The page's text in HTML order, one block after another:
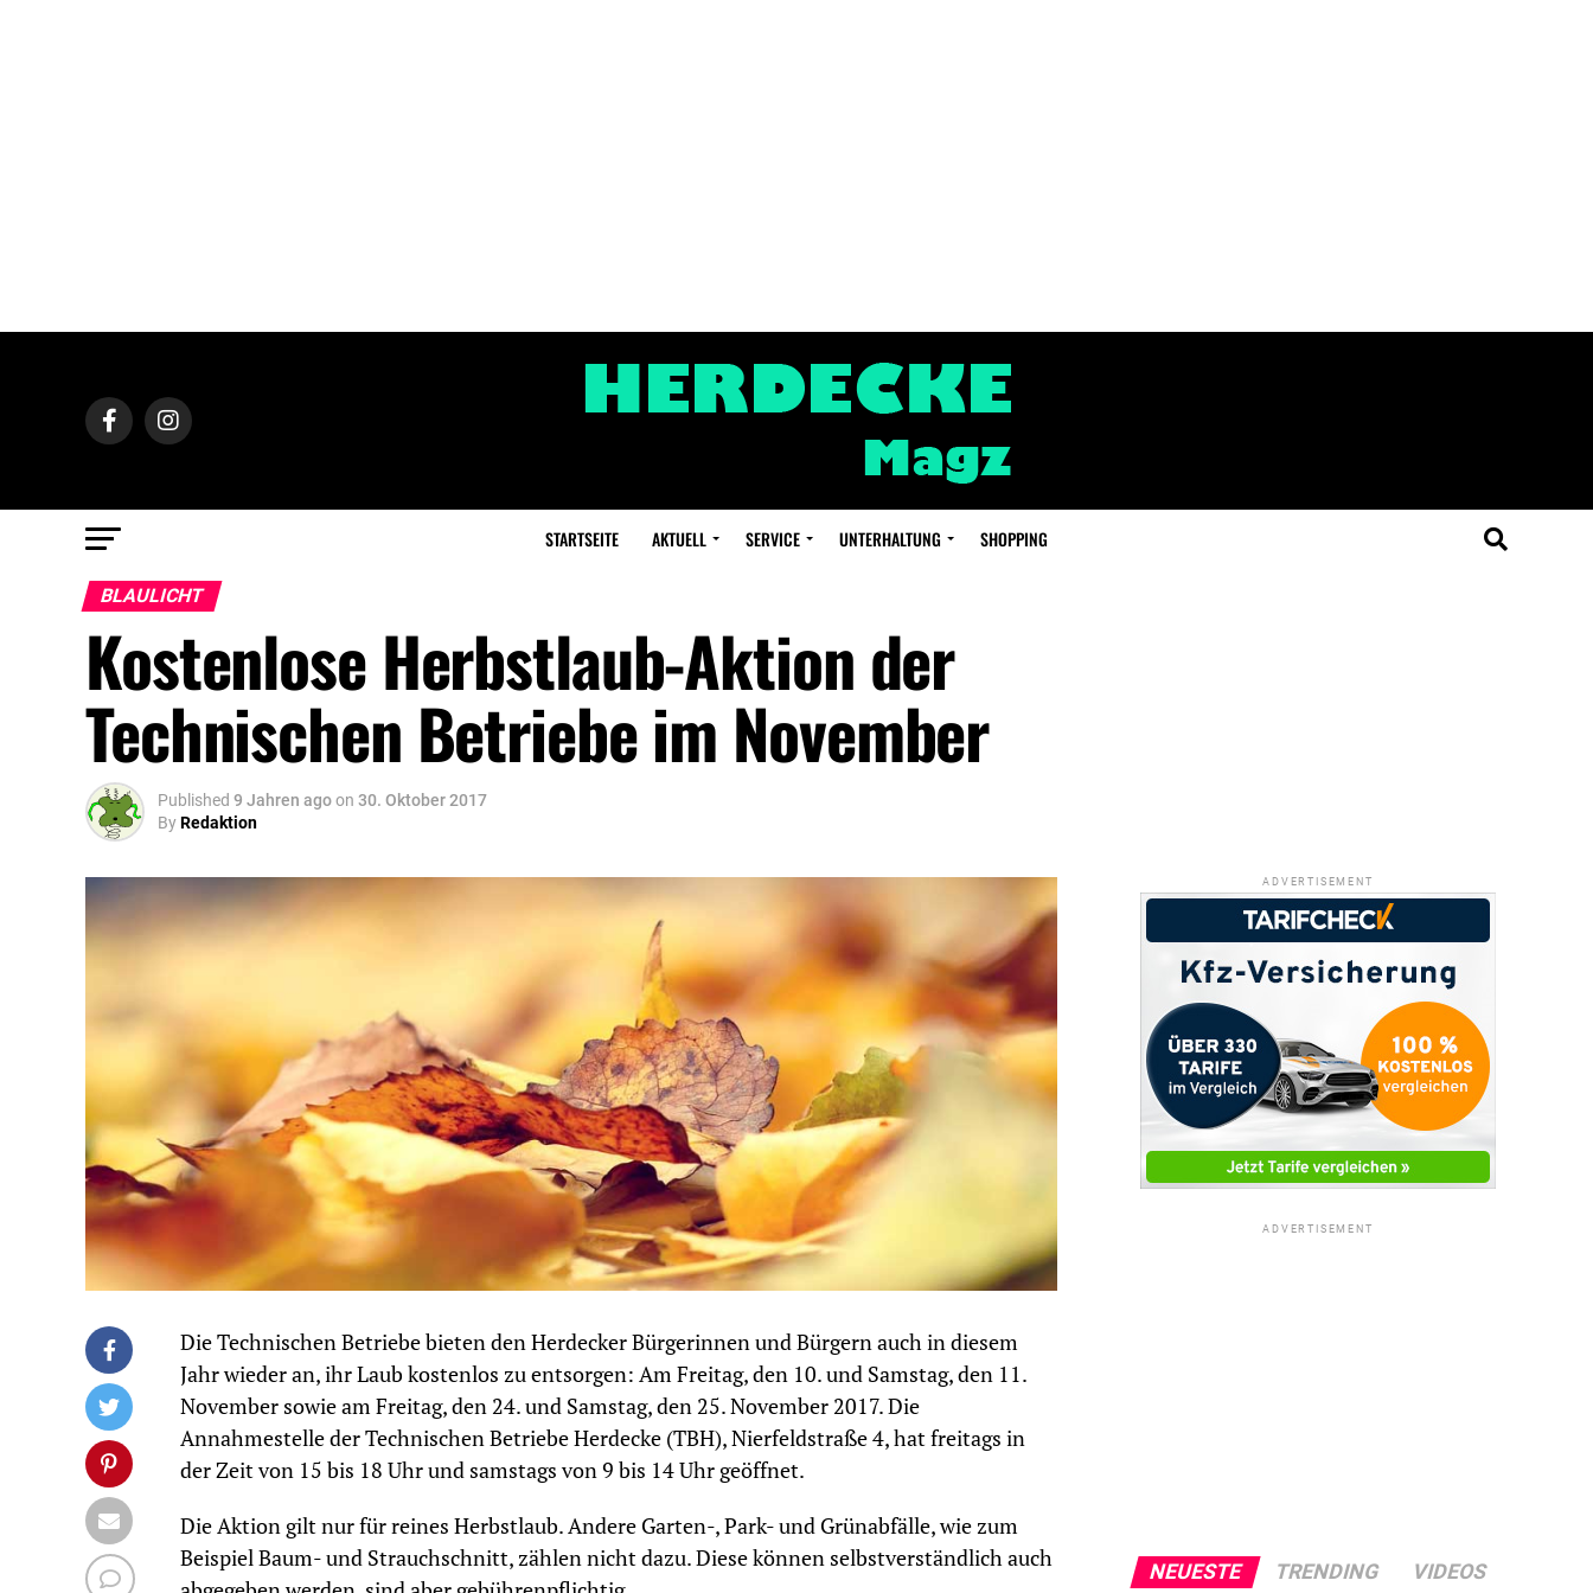
STARTSEITE AKTUELL SERVICE UNTERHALTUNG SHOPPING
BLAULICHT
Kostenlose Herbstlaub-Aktion der
Technischen Betriebe im November
Published 9 Jahren agoon 30. Oktober 2017
ByRedaktion
Die Technischen Betriebe bieten den Herdecker Bürgerinnen und Bürgern auch in diesem
Jahr wieder an, ihr Laub kostenlos zu entsorgen: Am Freitag, den 10. und Samstag, den 11.
November sowie am Freitag, den 24. und Samstag, den 25. November 2017. Die
Annahmestelle der Technischen Betriebe Herdecke (TBH), Nierfeldstraße 4, hat freitags in
der Zeit von 15 bis 18 Uhr und samstags von 9 bis 14 Uhr geöffnet.
Die Aktion gilt nur für reines Herbstlaub. Andere Garten-, Park- und Grünabfälle, wie zum
Beispiel Baum- und Strauchschnitt, zählen nicht dazu. Diese können selbstverständlich auch
ADVERTISEMENT
ADVERTISEMENT
NEUESTE TRENDING VIDEOS